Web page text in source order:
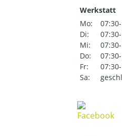
Werkstatt
Mo:
Di:
Mi:
Do:
Fr:
Sa: